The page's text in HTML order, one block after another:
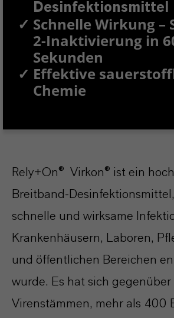
Desinfektionsmittel
✓ Schnelle Wirkung –
2-Inaktivierung in
Sekunden
✓ Effektive
Chemie
Rely+On® Virkon® ist ein
Breitband-
schnelle und wirksame
Krankenhäusern, Laboren,
und öffentlichen Bereichen
wurde. Es hat sich
Virenstämmen, mehr als 400